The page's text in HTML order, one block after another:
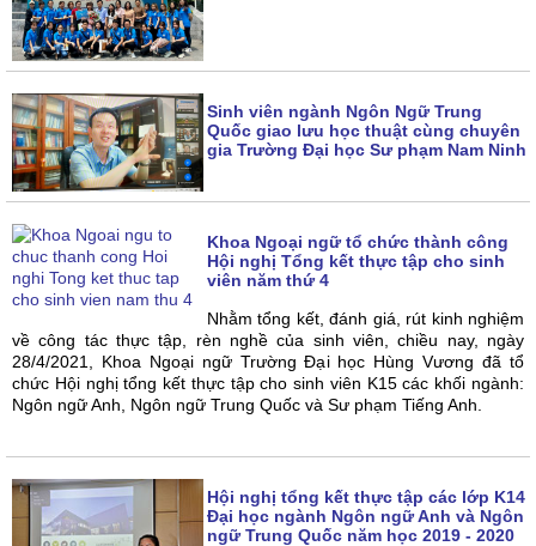
Sinh viên ngành Ngôn Ngữ Trung
Quốc giao lưu học thuật cùng chuyên
gia Trường Đại học Sư phạm Nam Ninh
Khoa Ngoại ngữ tổ chức thành công
Hội nghị Tổng kết thực tập cho sinh
viên năm thứ 4
Nhằm tổng kết, đánh giá, rút kinh nghiệm
về công tác thực tập, rèn nghề của sinh viên, chiều nay, ngày
28/4/2021, Khoa Ngoại ngữ Trường Đại học Hùng Vương đã tổ
chức Hội nghị tổng kết thực tập cho sinh viên K15 các khối ngành:
Ngôn ngữ Anh, Ngôn ngữ Trung Quốc và Sư phạm Tiếng Anh.
Hội nghị tổng kết thực tập các lớp K14
Đại học ngành Ngôn ngữ Anh và Ngôn
ngữ Trung Quốc năm học 2019 - 2020